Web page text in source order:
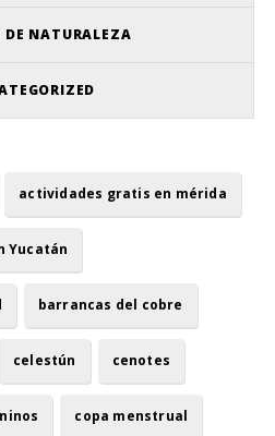
DE NATURALEZA
actividades gratis en mérida
Yucatán
barrancas del cobre
celestún cenotes
copa menstrual